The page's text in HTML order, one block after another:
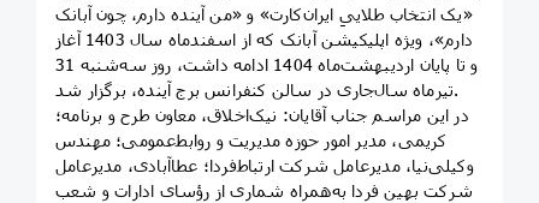
«یک انتخاب طلاییِ ایران‌کارت» و «من آینده دارم، چون آبانک
دارم»، ویژه اپلیکیشن آبانک که از اسفندماه سال 1403 آغاز
و تا پایان اردیبهشت‌ماه 1404 ادامه داشت، روز سه‌شنبه 31
تیرماه سال‌جاری در سالن کنفرانس برج آینده، برگزار شد.
در این مراسم جناب آقایان: نیک‌اخلاق، معاون طرح ‌و برنامه؛
کریمی، مدیر امور حوزه مدیریت و روابط‌عمومی؛ مهندس
وکیلی‌نیا، مدیرعامل شرکت ارتباط‌فردا؛ عطاآبادی، مدیرعامل
شرکت بهین فردا به‌همراه شماری از رؤسای ادارات و شعب